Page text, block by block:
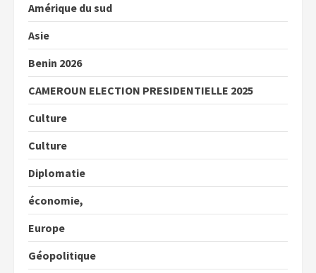
Amérique du sud
Asie
Benin 2026
CAMEROUN ELECTION PRESIDENTIELLE 2025
Culture
Culture
Diplomatie
économie,
Europe
Géopolitique